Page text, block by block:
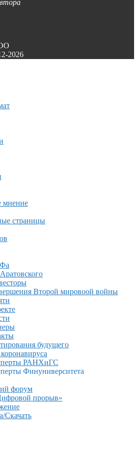
2026
мнение
страницы
Второй мировоой войны
будущего
РАНХиГС
Финуниверситета
форум
прорыв»
Скачать